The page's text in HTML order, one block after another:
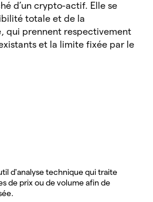
d’un crypto-actif. Elle se
totale et de la
qui prennent respectivement
et la limite fixée par le
d'analyse technique qui traite
de prix ou de volume afin de